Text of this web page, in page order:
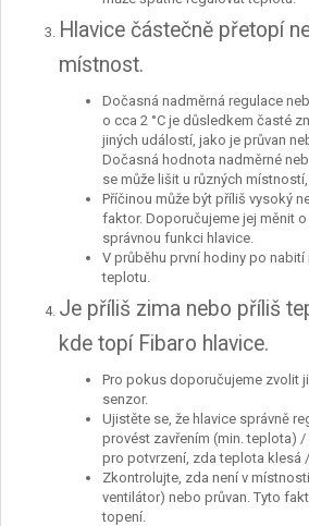
Hlavice částečně přetopí
místnost.
Dočasná nadměrná regulace
o cca 2 °C je důsledkem časté
jiných událostí, jako je průvan
Dočasná hodnota nadměrné
se může lišit u různých
Příčinou může být příliš vysoký
faktor. Doporučujeme jej měnit o
správnou funkci hlavice.
V průběhu první hodiny po
teplotu.
Je příliš zima nebo příliš
kde topí Fibaro hlavice.
Pro pokus doporučujeme zvolit
senzor.
Ujistěte se, že hlavice správně
provést zavřením (min. teplota)
pro potvrzení, zda teplota klesá
Zkontrolujte, zda není v
ventilátor) nebo průvan. Tyto
topení.